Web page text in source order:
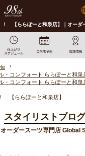
！ 【ららぽーと和泉店】｜オー
・コンフォート ららぽーと和泉
・コンフォート ららぽーと和泉
【ららぽーと和泉店】
スタイリストブログ
ーダースーツ専門店 Global